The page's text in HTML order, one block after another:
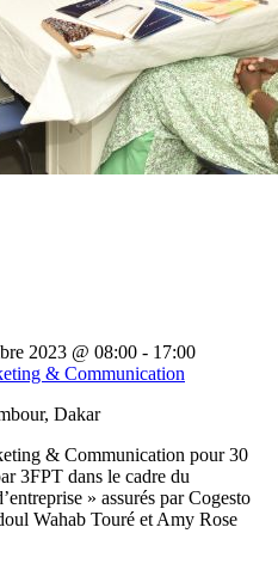
2023 @ 08:00 - 17:00
& Communication
Dakar
& Communication pour 30
3FPT dans le cadre du
» assurés par Cogesto
Wahab Touré et Amy Rose